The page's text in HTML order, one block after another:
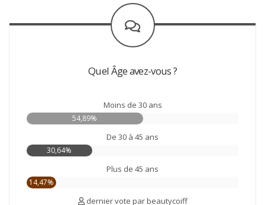
Quel Âge avez-vous ?
Moins de 30 ans
54,89%
De 30 à 45 ans
30,64%
Plus de 45 ans
14,47%
dernier vote par beautycoiff